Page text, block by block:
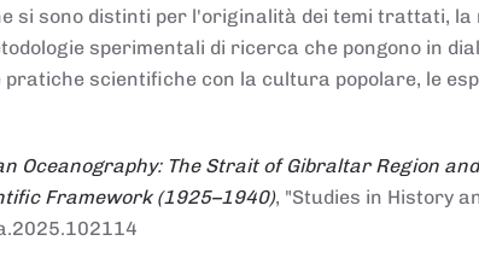
si sono distinti per l'originalità dei temi trattati,
sperimentali di ricerca che pongono in
pratiche scientifiche con la cultura popolare, le
Oceanography: The Strait of Gibraltar Region
Framework (1925–1940), "Studies in History